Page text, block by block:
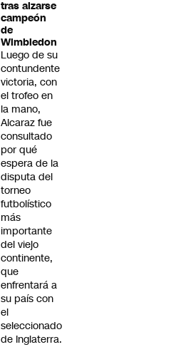
tras alzarse
campeón
de
Wimbledon
Luego de su
contundente
victoria, con
el trofeo en
la mano,
Alcaraz fue
consultado
por qué
espera de la
disputa del
torneo
futbolístico
más
importante
del viejo
continente,
que
enfrentará a
su país con
el
seleccionado
de Inglaterra.